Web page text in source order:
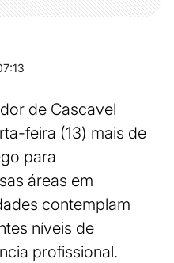
de Cascavel
feira (13) mais de
para
áreas em
contemplam
níveis de
profissional.